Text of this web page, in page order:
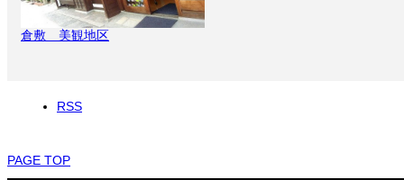
倉敷 美観地区
RSS
PAGE TOP